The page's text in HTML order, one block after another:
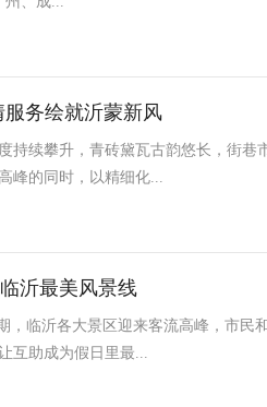
务绘就沂蒙新风
持续攀升，青砖黛瓦古韵悠长，街
峰的同时，以精细化...
沂最美风景线
，临沂各大景区迎来客流高峰，市
互助成为假日里最...